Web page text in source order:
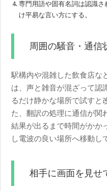
専門用語や固有名詞は認識
け平易な言い方にする。
周囲の騒音・通信
駅構内や混雑した飲食店な
は、声と雑音が混ざって認
るだけ静かな場所で試すと
た、翻訳の処理に通信が関
結果が出るまで時間がかか
し電波の良い場所へ移動し
相手に画面を見せ